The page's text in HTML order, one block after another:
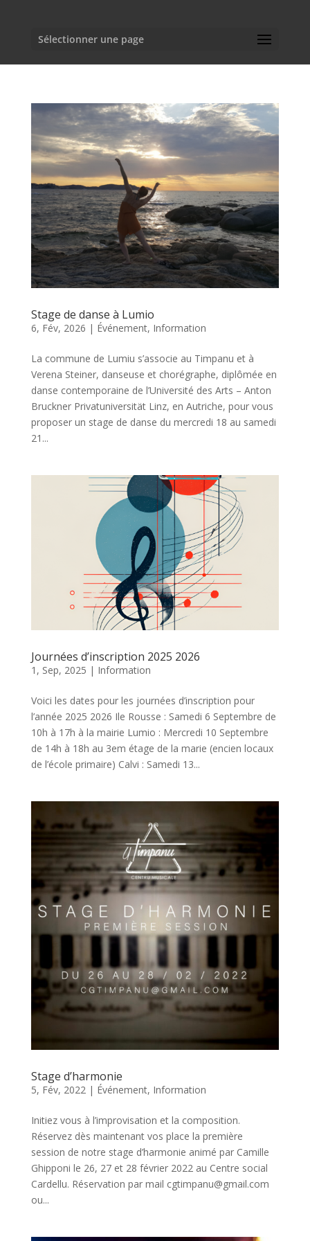
Sélectionner une page
Stage de danse à Lumio
6, Fév, 2026 | Événement, Information
La commune de Lumiu s’associe au Timpanu et à
Verena Steiner, danseuse et chorégraphe, diplômée en
danse contemporaine de l’Université des Arts – Anton
Bruckner Privatuniversität Linz, en Autriche, pour vous
proposer un stage de danse du mercredi 18 au samedi
21...
Journées d’inscription 2025 2026
1, Sep, 2025 | Information
Voici les dates pour les journées d’inscription pour
l’année 2025 2026 Ile Rousse : Samedi 6 Septembre de
10h à 17h à la mairie Lumio : Mercredi 10 Septembre
de 14h à 18h au 3em étage de la marie (encien locaux
de l’école primaire) Calvi : Samedi 13...
Stage d’harmonie
5, Fév, 2022 | Événement, Information
Initiez vous à l’improvisation et la composition.
Réservez dès maintenant vos place la première
session de notre stage d’harmonie animé par Camille
Ghipponi le 26, 27 et 28 février 2022 au Centre social
Cardellu. Réservation par mail cgtimpanu@gmail.com
ou...